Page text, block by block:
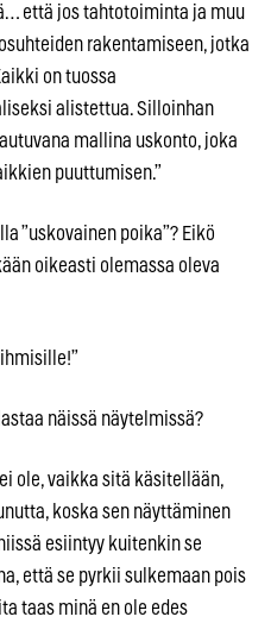
että jos tahtotoiminta ja muu
rakentamiseen, jotka
on tuossa
alistettua. Silloinhan
mallina uskonto, joka
puuttumisen.”
”uskovainen poika”? Eikö
oikeasti olemassa oleva
näissä näytelmissä?
ole, vaikka sitä käsitellään,
koska sen näyttäminen
esiintyy kuitenkin se
että se pyrkii sulkemaan pois
taas minä en ole edes